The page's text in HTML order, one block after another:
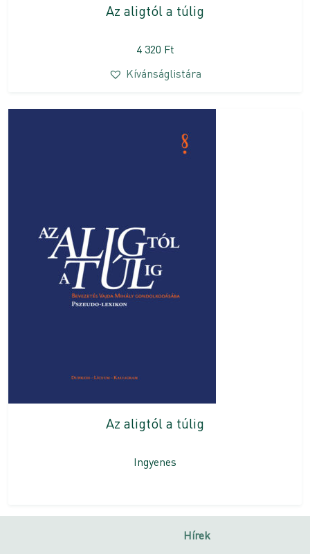
Az aligtól a túlig
4 320 Ft
Kívánságlistára
Az aligtól a túlig
Ingyenes
Hírek